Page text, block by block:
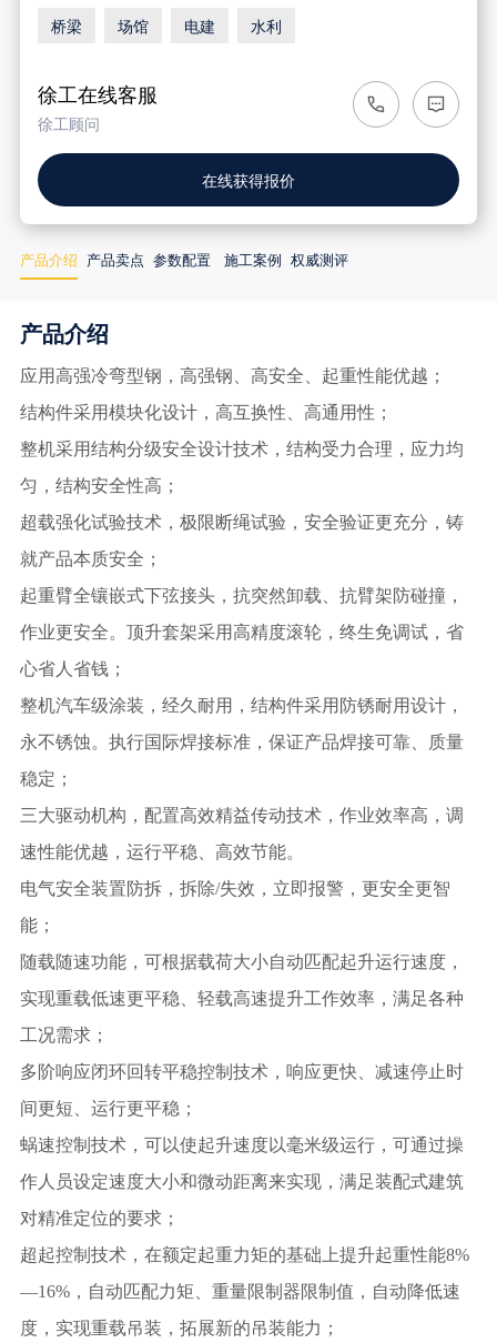
桥梁 场馆 电建 水利
徐工在线客服
徐工顾问
在线获得报价
产品介绍 产品卖点 参数配置 施工案例 权威测评
产品介绍
应用高强冷弯型钢，高强钢、高安全、起重性能优越；
结构件采用模块化设计， 高互换性、高通用性；
整机采用结构分级安全设计技术，结构受力合理，应力均
匀，结构安全性高；
超载强化试验技术，极限断绳试验，安全验证更充分，铸
就产品本质安全；
起重臂全镶嵌式下弦接头，抗突然卸载、抗臂架防碰撞，
作业更安全。顶升套架采用高精度滚轮，终生免调试，省
心省人省钱；
整机汽车级涂装，经久耐用，结构件采用防锈耐用设计，
永不锈蚀。执行国际焊接标准，保证产品焊接可靠、质量
稳定；
三大驱动机构，配置高效精益传动技术，作业效率高，调
速性能优越，运行平稳、高效节能。
电气安全装置防拆，拆除/失效，立即报警，更安全更智
能；
随载随速功能，可根据载荷大小自动匹配起升运行速度，
实现重载低速更平稳、轻载高速提升工作效率，满足各种
工况需求；
多阶响应闭环回转平稳控制技术，响应更快、减速停止时
间更短、运行更平稳；
蜗速控制技术，可以使起升速度以毫米级运行，可通过操
作人员设定速度大小和微动距离来实现，满足装配式建筑
对精准定位的要求；
超起控制技术，在额定起重力矩的基础上提升起重性能8%
—16%，自动匹配力矩、重量限制器限制值，自动降低速
度，实现重载吊装，拓展新的吊装能力；